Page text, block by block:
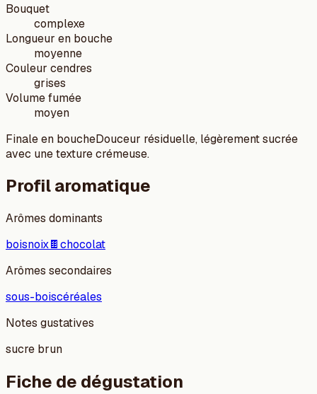
Bouquet
complexe
Longueur en bouche
moyenne
Couleur cendres
grises
Volume fumée
moyen
Finale en boucheDouceur résiduelle, légèrement sucrée
avec une texture crémeuse.
Profil aromatique
Arômes dominants
boisnoix🍫chocolat
Arômes secondaires
sous-boiscéréales
Notes gustatives
sucre brun
Fiche de dégustation